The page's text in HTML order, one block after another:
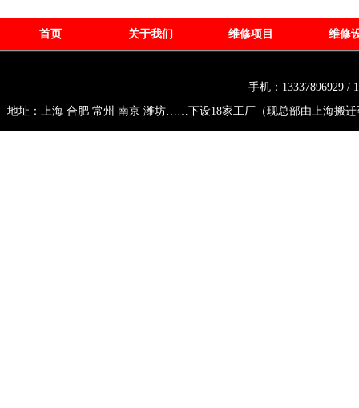
首页 关于我们 维修项目 维修
手机：
地址：上海 合肥 常州 南京 潍坊……下设18家工厂（现总部由上海搬